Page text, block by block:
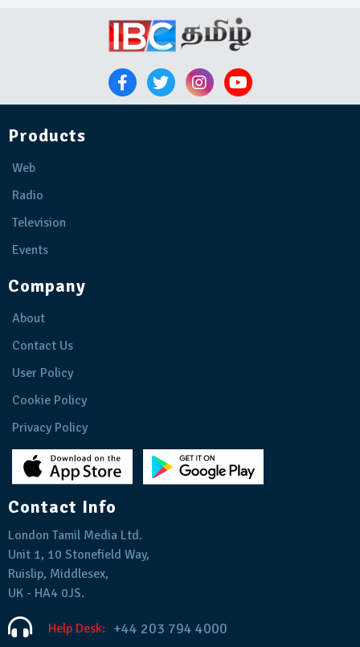
Products
Web
Radio
Television
Events
Company
About
Contact Us
User Policy
Cookie Policy
Privacy Policy
Contact Info
London Tamil Media Ltd.
Unit 1, 10 Stonefield Way,
Ruislip, Middlesex,
UK - HA4 0JS.
Help Desk: +44 203 794 4000